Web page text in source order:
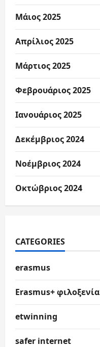
Μάιος 2025
Απρίλιος 2025
Μάρτιος 2025
Φεβρουάριος 2025
Ιανουάριος 2025
Δεκέμβριος 2024
Νοέμβριος 2024
Οκτώβριος 2024
CATEGORIES
erasmus
Erasmus+ φιλοξενία
etwinning
safer internet